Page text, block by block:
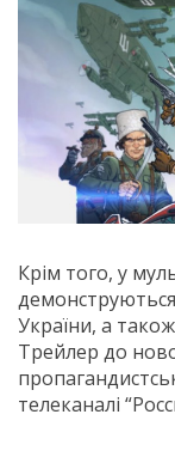
Крім того, у
України, а
Трейлер до
телеканалі